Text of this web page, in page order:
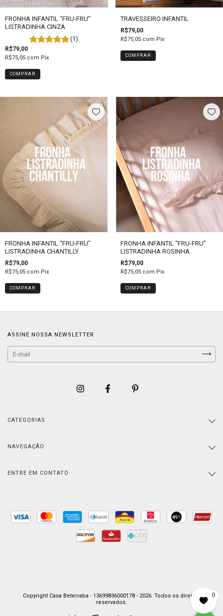
FRONHA INFANTIL “FRU-FRU”
LISTRADINHA CINZA
(1)
R$79,00
R$75,05 com Pix
COMPRAR
TRAVESSEIRO INFANTIL
R$79,00
R$75,05 com Pix
COMPRAR
FRONHA INFANTIL “FRU-FRU”
LISTRADINHA CHANTILLY
R$79,00
R$75,05 com Pix
COMPRAR
FRONHA INFANTIL “FRU-FRU”
LISTRADINHA ROSINHA
R$79,00
R$75,05 com Pix
COMPRAR
ASSINE NOSSA NEWSLETTER
CATEGORIAS
NAVEGAÇÃO
ENTRE EM CONTATO
Copyright Casa Beterraba - 13699836000178 - 2026. Todos os direitos
reservados.
0